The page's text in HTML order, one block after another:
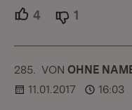
4 Unterstützer.
1
285. KOMMENTAR
VON :OHNE
11.01.2017
16:03